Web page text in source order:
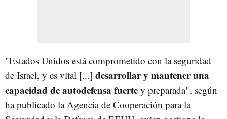
"Estados Unidos está comprometido con la seguridad
de Israel, y es vital [...] desarrollar y mantener una
capacidad de autodefensa fuerte y preparada", según
ha publicado la Agencia de Cooperación para la